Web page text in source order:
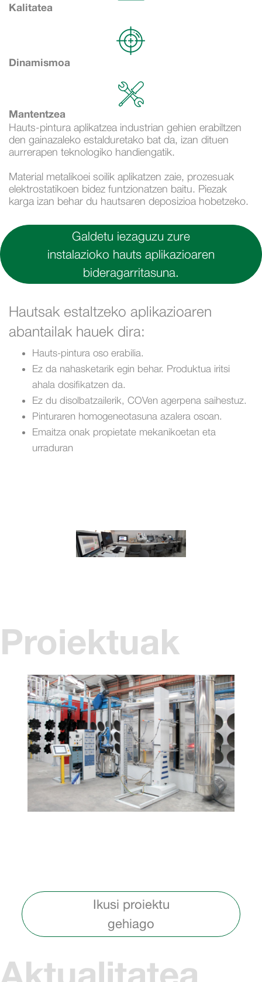
Kalitatea
Dinamismoa
Mantentzea
Hauts-pintura aplikatzea industrian gehien erabiltzen
den gainazaleko estalduretako bat da, izan dituen
aurrerapen teknologiko handiengatik.
Material metalikoei soilik aplikatzen zaie, prozesuak
elektrostatikoen bidez funtzionatzen baitu. Piezak
karga izan behar du hautsaren deposizioa hobetzeko.
Galdetu iezaguzu zure
instalazioko hauts aplikazioaren
bideragarritasuna.
Hautsak estaltzeko aplikazioaren
abantailak hauek dira:
Hauts-pintura oso erabilia.
Ez da nahasketarik egin behar. Produktua iritsi
ahala dosifikatzen da.
Ez du disolbatzailerik, COVen agerpena saihestuz.
Pinturaren homogeneotasuna azalera osoan.
Emaitza onak propietate mekanikoetan eta
urraduran
Proiektuak
Ikusi proiektu
gehiago
Aktualitatea